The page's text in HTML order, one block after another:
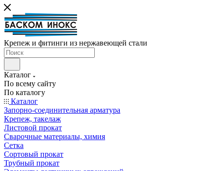
Крепеж и фитинги из нержавеющей стали
Каталог
По всему сайту
По каталогу
Каталог
Запорно-соединительная арматура
Крепеж, такелаж
Листовой прокат
Сварочные материалы, химия
Сетка
Сортовый прокат
Трубный прокат